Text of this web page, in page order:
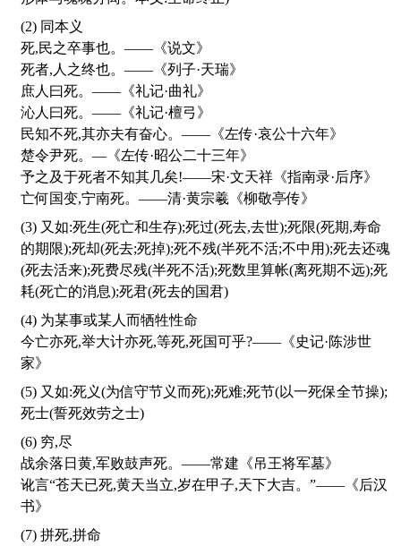
(2) 同本义
死,民之卒事也。——《说文》
死者,人之终也。——《列子·天瑞》
庶人曰死。——《礼记·曲礼》
沁人曰死。——《礼记·檀弓》
民知不死,其亦夫有奋心。——《左传·哀公十六年》
楚令尹死。—《左传·昭公二十三年》
予之及于死者不知其几矣!——宋·文天祥《指南录·后序》
亡何国变,宁南死。——清·黄宗羲《柳敬亭传》
(3) 又如:死生(死亡和生存);死过(死去,去世);死限(死期,寿命
的期限);死却(死去;死掉);死不残(半死不活;不中用);死去还魂
(死去活来);死费尽残(半死不活);死数里算帐(离死期不远);死
耗(死亡的消息);死君(死去的国君)
(4) 为某事或某人而牺牲性命
今亡亦死,举大计亦死,等死,死国可乎?——《史记·陈涉世
家》
(5) 又如:死义(为信守节义而死);死难;死节(以一死保全节操);
死士(誓死效劳之士)
(6) 穷,尽
战余落日黄,军败鼓声死。——常建《吊王将军墓》
讹言“苍天已死,黄天当立,岁在甲子,天下大吉。”——《后汉
书》
(7) 拼死,拼命